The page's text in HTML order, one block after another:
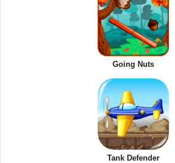
Going Nuts
Tank Defender